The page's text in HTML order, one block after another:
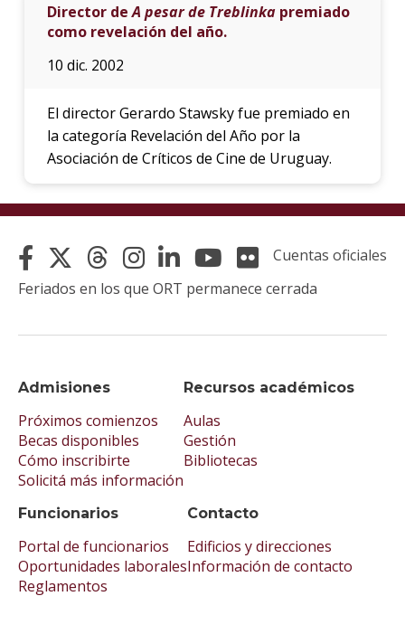
Director deA pesar de Treblinkapremiado
como revelación del año.
10 dic. 2002
El director Gerardo Stawsky fue premiado en
la categoría Revelación del Año por la
Asociación de Críticos de Cine de Uruguay.
Admisiones
Próximos comienzos
Becas disponibles
Cómo inscribirte
Solicitá más información
Recursos académicos
Aulas
Gestión
Bibliotecas
Funcionarios
Portal de funcionarios
Oportunidades laborales
Reglamentos
Contacto
Edificios y direcciones
Información de contacto
Cuentas oficiales
Feriados en los que ORT permanece cerrada